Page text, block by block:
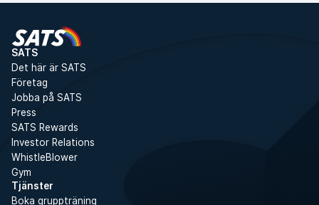
SATS
Det här är SATS
Företag
Jobba på SATS
Press
SATS Rewards
Investor Relations
WhistleBlower
Gym
Tjänster
Boka gruppträning